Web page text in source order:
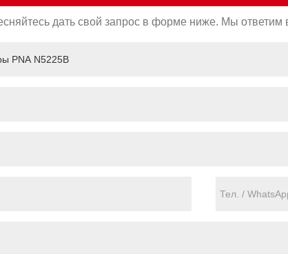
дать свой запрос в форме ниже. Мы ответим